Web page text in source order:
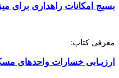
بسیج امکانات راهداری برای
معرفی کتاب:
ارزیـابی خسارات واحدهای